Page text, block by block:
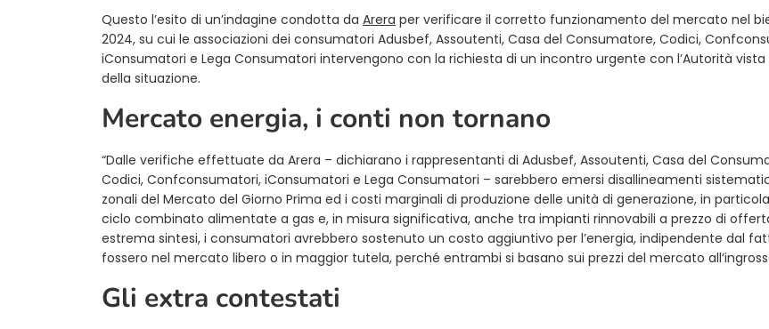
Questo l’esito di un’indagine condotta da Arera per verificare il corretto funzionamento del mercato nel
2024, su cui le associazioni dei consumatori Adusbef, Assoutenti, Casa del Consumatore, Codici,
iConsumatori e Lega Consumatori intervengono con la richiesta di un incontro urgente con l’Autorità vista
della situazione.
Mercato energia, i conti non tornano
“Dalle verifiche effettuate da Arera – dichiarano i rappresentanti di Adusbef, Assoutenti, Casa del
Codici, Confconsumatori, iConsumatori e Lega Consumatori – sarebbero emersi disallineamenti
zonali del Mercato del Giorno Prima ed i costi marginali di produzione delle unità di generazione, in
ciclo combinato alimentate a gas e, in misura significativa, anche tra impianti rinnovabili a prezzo di
estrema sintesi, i consumatori avrebbero sostenuto un costo aggiuntivo per l’energia, indipendente dal
fossero nel mercato libero o in maggior tutela, perché entrambi si basano sui prezzi del mercato
Gli extra contestati